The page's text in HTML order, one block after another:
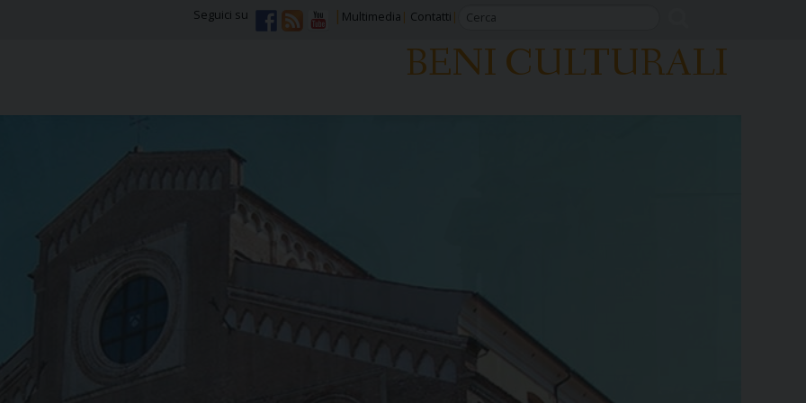
Multimedia Contatti
Seguici su
BENI CULTURALI